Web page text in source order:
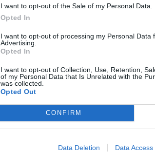
I want to opt-out of the Sale of my Personal Data.
Opted In
I want to opt-out of processing my Personal Data
Advertising.
Opted In
I want to opt-out of Collection, Use, Retention,
of my Personal Data that Is Unrelated with the
was collected.
Opted Out
CONFIRM
Data Deletion Data Access